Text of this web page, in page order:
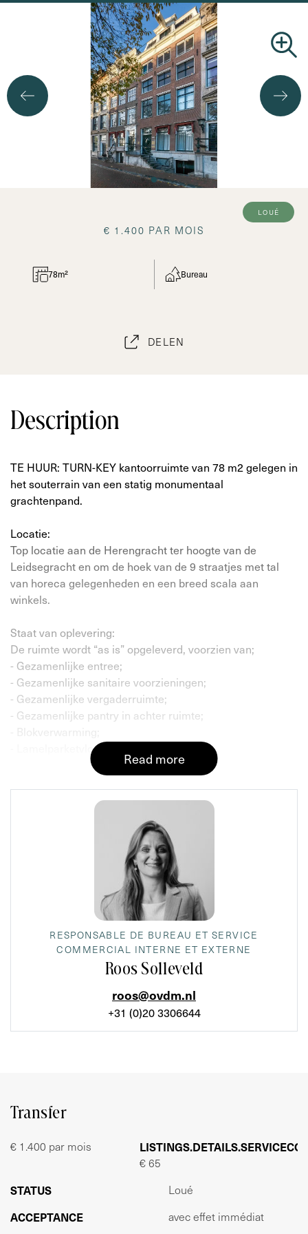
loué
€ 1.400 PAR MOIS
78m² Bureau
DELEN
Description
TE HUUR: TURN-KEY kantoorruimte van 78 m2 gelegen in
het souterrain van een statig monumentaal
grachtenpand.
Locatie:
Top locatie aan de Herengracht ter hoogte van de
Leidsegracht en om de hoek van de 9 straatjes met tal
van horeca gelegenheden en een breed scala aan
winkels.
Staat van oplevering:
De ruimte wordt “as is” opgeleverd, voorzien van;
- Gezamenlijke entree;
- Gezamenlijke sanitaire voorzieningen;
- Gezamenlijke vergaderruimte;
- Gezamenlijke pantry in achter ruimte;
- Lamelparketvloer;
De locatie is goed bereikbaar, zowel met de auto als per
Door de centrale ligging en de directe nabijheid van het
Spui en het Koningsplein is de bereikbaarheid per
openbaar vervoer uitstekend. Men treft hier de tramhaltes
van de lijnen aan met directe verbindingen naar de
belangrijke treinstations.
HUURVOORWAARDEN:
Beschikbaar:
In overleg maar minimaal 2 jaar.
€ 1.400,- per maand, exclusief BTW en servicekosten.
Servicekosten:
- € 65,- per m² per jaar, exclusief BTW op basis van
- Levering van warmte;
- Waterverbruik inclusief vastrecht;
- Elektraverbruik inclusief vastrecht;
Read more
RESPONSABLE DE BUREAU ET SERVICE
COMMERCIAL INTERNE ET EXTERNE
Roos Solleveld
roos@ovdm.nl
+31 (0)20 3306644
Transfer
€ 1.400 par mois
€ 65
STATUS Loué
ACCEPTANCE avec effet immédiat